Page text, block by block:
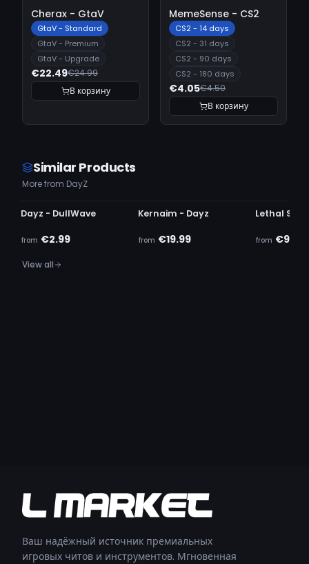
-
Cherax - GtaV
GtaV - Standard
GtaV - Premium
GtaV - Upgrade
€22.49€24.99
В корзину
MemeSense - CS2
CS2 - 14 days
CS2 - 31 days
CS2 - 90 days
CS2 - 180 days
€4.05€4.50
В корзину
Similar Products
More from DayZ
UNDETECTED
Dayz - DullWave
from €2.99
Kernaim - Dayz
from €19.99
Lethal
from €9.99
View all
Ваш надёжный источник премиальных
игровых читов и инструментов. Мгновенная